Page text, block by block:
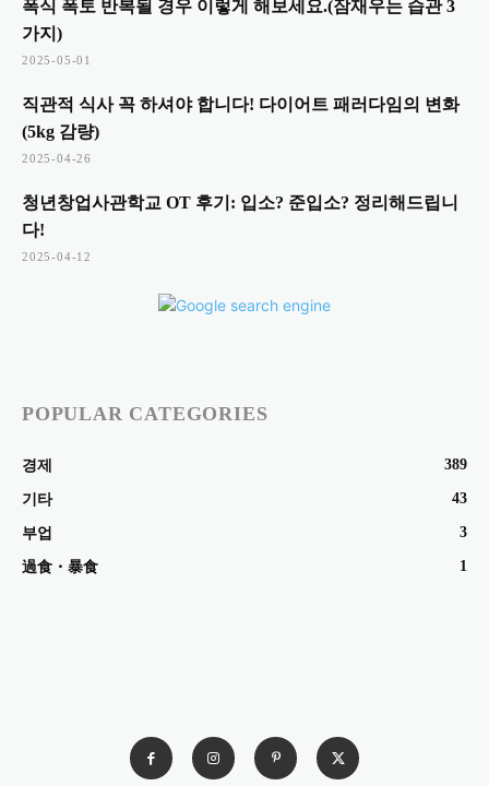
폭식 폭토 반복될 경우 이렇게 해보세요.(잠재우는 습관 3
가지)
2025-05-01
직관적 식사 꼭 하셔야 합니다! 다이어트 패러다임의 변화
(5kg 감량)
2025-04-26
청년창업사관학교 OT 후기: 입소? 준입소? 정리해드립니
다!
2025-04-12
POPULAR CATEGORIES
경제 389
기타 43
부업 3
過食・暴食 1